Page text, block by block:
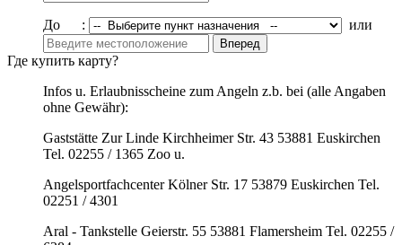
До : или
Где купить карту?
Infos u. Erlaubnisscheine zum Angeln z.b. bei (alle Angaben
ohne Gewähr):
Gaststätte Zur Linde Kirchheimer Str. 43 53881 Euskirchen
Tel. 02255 / 1365 Zoo u.
Angelsportfachcenter Kölner Str. 17 53879 Euskirchen Tel.
02251 / 4301
Aral - Tankstelle Geierstr. 55 53881 Flamersheim Tel. 02255 /